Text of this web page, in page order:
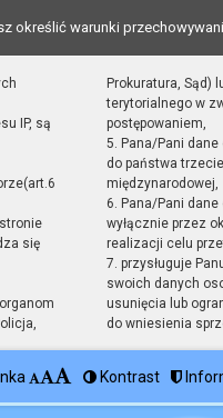
określić warunki
IP, są
się
Prokuratura, Sąd)
terytorialnego w
postępowaniem,
5. Pana/Pani
do państwa
międzynarodowej,
6. Pana/Pani
wyłącznie przez
realizacji celu
7. przysługuje
swoich danych
usunięcia lub
do wniesienia
Kontrast